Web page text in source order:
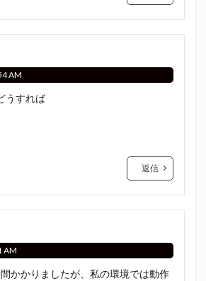
AM
うすれば
返信
AM
かかりましたが、私の環境では動作